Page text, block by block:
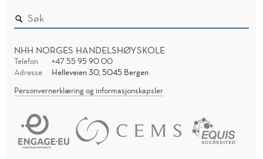
NHH NORGES HANDELSHØYSKOLE
Telefon
+47 55 95 90 00
Adresse
Helleveien 30, 5045 Bergen
Personvernerklæring og informasjonskapsler